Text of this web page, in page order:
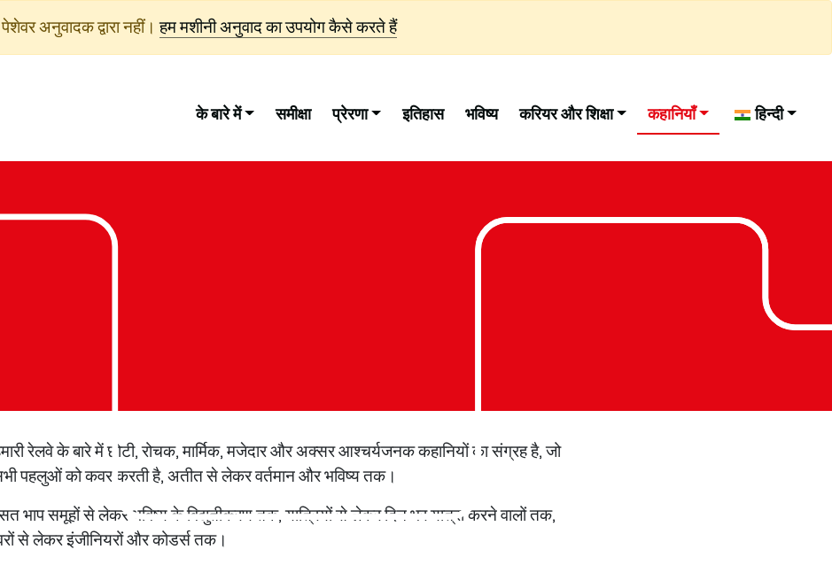
अनुवादक द्वारा नहीं। हम मशीनी अनुवाद का उपयोग कैसे करते हैं
के बारे में समीक्षा प्रेरणा इतिहास भविष्य करियर और शिक्षा कहानियाँ हिन्दी
रेलवे के बारे में छोटी, रोचक, मार्मिक, मजेदार और अक्सर आश्चर्यजनक कहानियों का संग्रह है, जो
पहलुओं को कवर करती है, अतीत से लेकर वर्तमान और भविष्य तक।
भाप समूहों से लेकर भविष्य के विद्युतीकरण तक, यात्रियों से लेकर दिन भर यात्रा करने वालों तक,
से लेकर इंजीनियरों और कोडर्स तक।